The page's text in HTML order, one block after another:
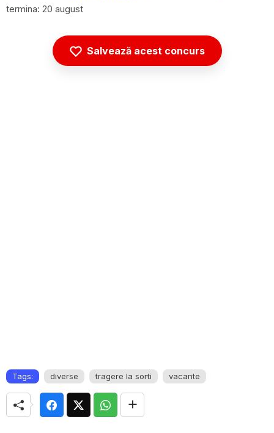
termina: 20 august
Salvează acest concurs
Tags: diverse tragere la sorti vacante